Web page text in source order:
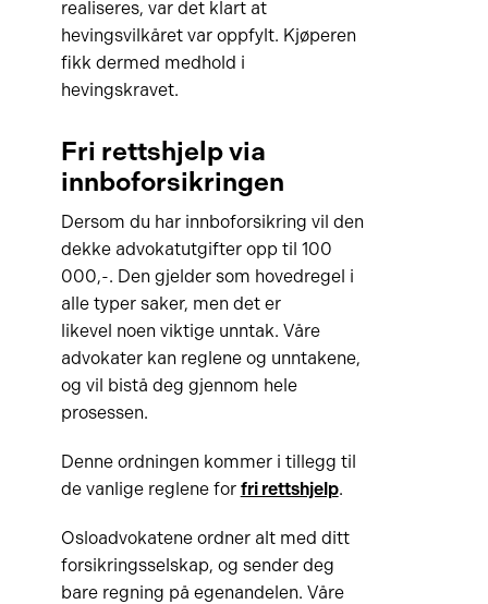
realiseres, var det klart at
hevingsvilkåret var oppfylt. Kjøperen
fikk dermed medhold i
hevingskravet.
Fri rettshjelp via
innboforsikringen
Dersom du har innboforsikring vil den
dekke advokatutgifter opp til 100
000,-. Den gjelder som hovedregel i
alle typer saker, men det er
likevel noen viktige unntak. Våre
advokater kan reglene og unntakene,
og vil bistå deg gjennom hele
prosessen.
Denne ordningen kommer i tillegg til
de vanlige reglene for fri rettshjelp.
Osloadvokatene ordner alt med ditt
forsikringsselskap, og sender deg
bare regning på egenandelen. Våre